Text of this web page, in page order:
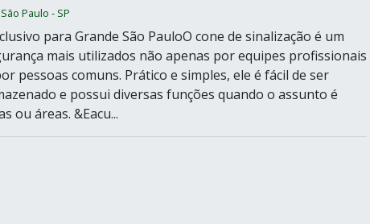
São Paulo - SP
para Grande São PauloO cone de sinalização é um
mais utilizados não apenas por equipes profissionais
pessoas comuns. Prático e simples, ele é fácil de ser
e possui diversas funções quando o assunto é
ou áreas. &Eacu...